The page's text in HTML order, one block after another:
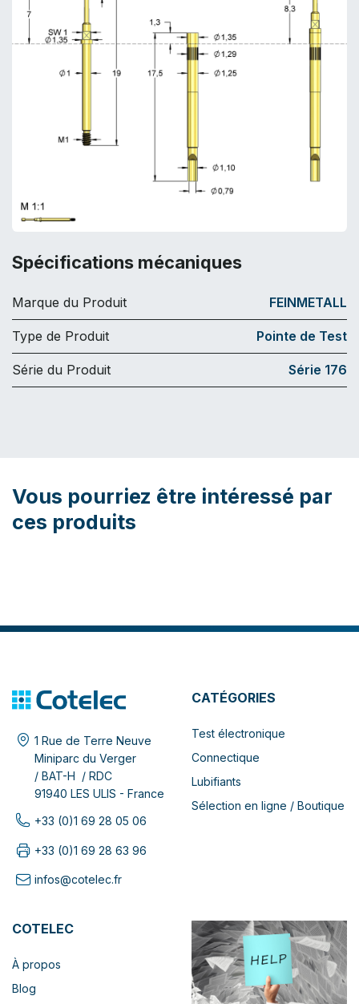
Spécifications mécaniques
Marque du Produit FEINMETALL
Type de Produit Pointe de Test
Série du Produit Série 176
Vous pourriez être intéressé par
ces produits
1 Rue de Terre Neuve
Miniparc du Verger
/ BAT-H / RDC
91940 LES ULIS - France
+33 (0)1 69 28 05 06
+33 (0)1 69 28 63 96
infos@cotelec.fr
CATÉGORIES
Test électronique
Connectique
Lubifiants
Sélection en ligne / Boutique
COTELEC
À propos
Blog